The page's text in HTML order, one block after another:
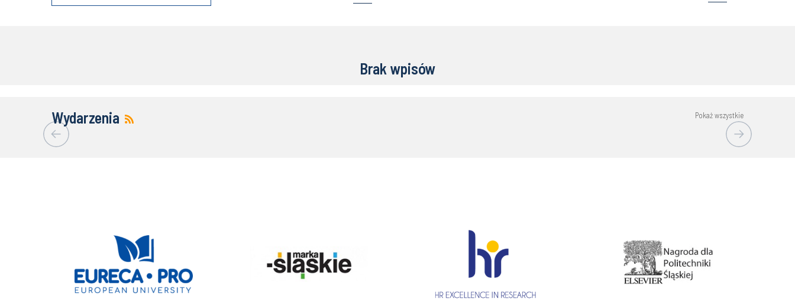
Brak wpisów
Wydarzenia Pokaż wszystkie